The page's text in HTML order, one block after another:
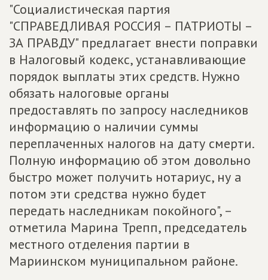
"Социалистическая партия
"СПРАВЕДЛИВАЯ РОССИЯ – ПАТРИОТЫ –
ЗА ПРАВДУ" предлагает внести поправки
в Налоговый кодекс, устанавливающие
порядок выплаты этих средств. Нужно
обязать налоговые органы
предоставлять по запросу наследников
информацию о наличии суммы
переплаченных налогов на дату смерти.
Полную информацию об этом довольно
быстро может получить нотариус, ну а
потом эти средства нужно будет
передать наследникам покойного", –
отметила Марина Трепп, председатель
местного отделения партии в
Мариинском муниципальном районе.